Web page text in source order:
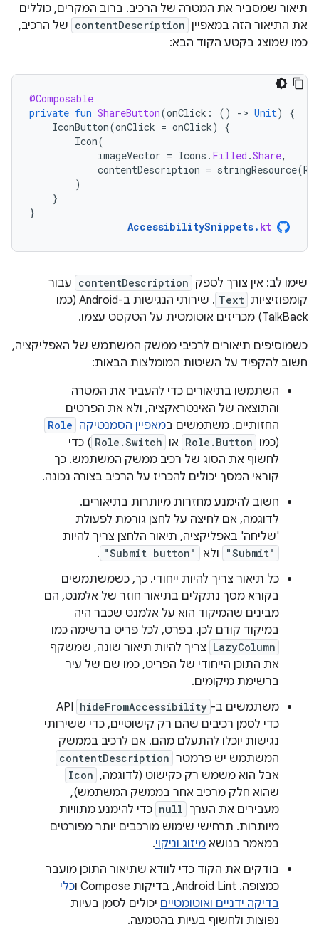
תיאור שמסביר את המטרה של הרכיב. ברוב המקרים, כוללים
את התיאור הזה במאפיין contentDescription של הרכיב,
כמו שמוצג בקטע הקוד הבא:
@Composable
private fun ShareButton(onClick : () -> Unit)
{
IconButton(onClick = onClick)
{
Icon(
imageVector = Icons . Filled .Share,
contentDescription = stringResource(R
)
}
}
AccessibilitySnippets. kt
שימו לב: אין צורך לספק contentDescription עבור
קומפוזיציות Text
. שירותי הנגישות ב-Android (כמו
TalkBack) מכריזים אוטומטית על הטקסט עצמו.
כשמוסיפים תיאורים לרכיבי ממשק המשתמש של האפליקציה,
חשוב להקפיד על השיטות המומלצות הבאות:
השתמשו בתיאורים כדי להעביר את המטרה
והתוצאה של האינטראקציה, ולא את הפרטים
החזותיים. משתמשים במאפיין הסמנטיקה Role
(כמו Role.Button או Role.Switch ) כדי
לחשוף את הסוג של רכיב ממשק המשתמש. כך
קוראי המסך יכולים להכריז על הרכיב בצורה נכונה.
חשוב להימנע מחזרות מיותרות בתיאורים.
לדוגמה, אם לחיצה על לחצן גורמת לפעולת
'שליחה' באפליקציה, תיאור הלחצן צריך להיות
"Submit" ולא "Submit button"
.
כל תיאור צריך להיות ייחודי. כך, כשמשתמשים
בקורא מסך נתקלים בתיאור חוזר של אלמנט, הם
מבינים שהמיקוד הוא על אלמנט שכבר היה
במיקוד קודם לכן. בפרט, לכל פריט ברשימה כמו
LazyColumn צריך להיות תיאור שונה, שמשקף
את התוכן הייחודי של הפריט, כמו שם של עיר
ברשימת מיקומים.
משתמשים ב- hideFromAccessibility
API
כדי לסמן רכיבים שהם רק קישוטיים, כדי ששירותי
נגישות יוכלו להתעלם מהם. אם לרכיב בממשק
המשתמש יש פרמטר contentDescription
אבל הוא משמש רק כקישוט (לדוגמה, Icon
שהוא חלק מרכיב אחר בממשק המשתמש),
מעבירים את הערך null כדי להימנע מתוויות
מיותרות. תרחישי שימוש מורכבים יותר מפורטים
במאמר בנושא מיזוג וניקוי.
בודקים את הקוד כדי לוודא שתיאור התוכן מועבר
כמצופה. ‫Android Lint, בדיקות Compose ו
כלי
בדיקה ידניים ואוטומטיים יכולים לסמן בעיות
נפוצות ולחשוף בעיות בהטמעה.